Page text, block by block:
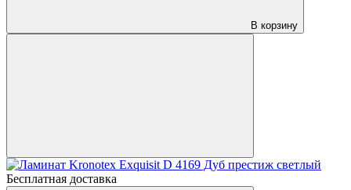
В корзину
Бесплатная доставка